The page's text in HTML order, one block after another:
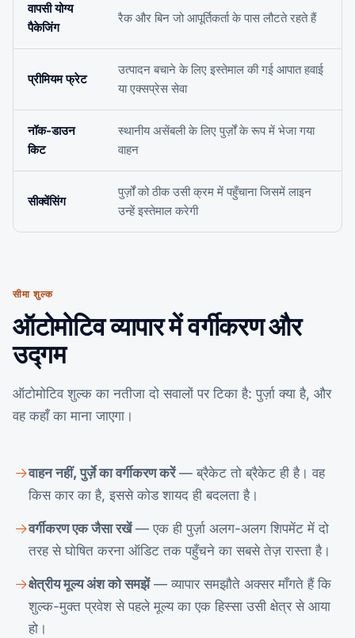
वापसी योग्य
पैकेजिंग
रैक और बिन जो आपूर्तिकर्ता के पास लौटते रहते हैं
प्रीमियम फ्रेट
उत्पादन बचाने के लिए इस्तेमाल की गई आपात हवाई
या एक्सप्रेस सेवा
नॉक-डाउन
किट
स्थानीय असेंबली के लिए पुर्ज़ों के रूप में भेजा गया
वाहन
सीक्वेंसिंग
पुर्ज़ों को ठीक उसी क्रम में पहुँचाना जिसमें लाइन
उन्हें इस्तेमाल करेगी
सीमा शुल्क
ऑटोमोटिव व्यापार में वर्गीकरण और
उद्गम
ऑटोमोटिव शुल्क का नतीजा दो सवालों पर टिका है: पुर्ज़ा क्या है, और
वह कहाँ का माना जाएगा।
वाहन नहीं, पुर्ज़े का वर्गीकरण करें— ब्रैकेट तो ब्रैकेट ही है। वह
किस कार का है, इससे कोड शायद ही बदलता है।
वर्गीकरण एक जैसा रखें— एक ही पुर्ज़ा अलग-अलग शिपमेंट में दो
तरह से घोषित करना ऑडिट तक पहुँचने का सबसे तेज़ रास्ता है।
क्षेत्रीय मूल्य अंश को समझें— व्यापार समझौते अक्सर माँगते हैं कि
शुल्क-मुक्त प्रवेश से पहले मूल्य का एक हिस्सा उसी क्षेत्र से आया
हो।